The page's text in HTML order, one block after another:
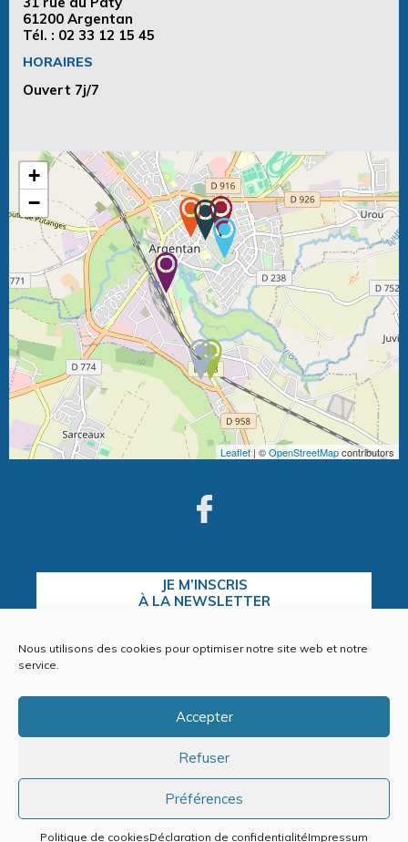
Nous utilisons des cookies pour optimiser notre site web et notre
service.
Accepter
Refuser
Préférences
Politique de cookiesDéclaration de confidentialitéImpressum
61200 Argentan
Tél. : 02 33 12 15 45
HORAIRES
Ouvert 7j/7
+
−
Leaflet| ©OpenStreetMapcontributors
JE M’INSCRIS
À LA NEWSLETTER
Politique de cookies (EU)